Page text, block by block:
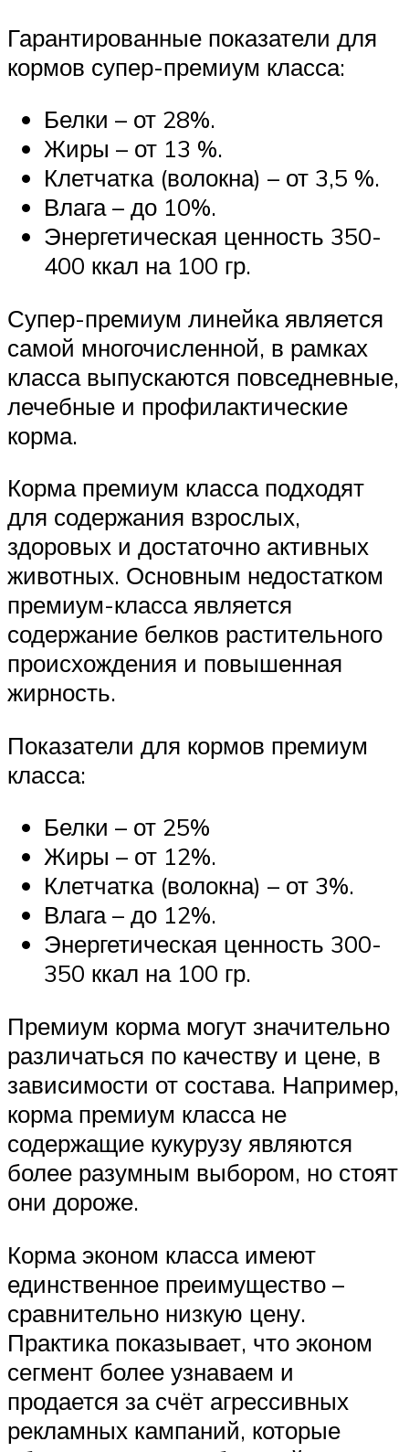
Гарантированные показатели для
кормов супер-премиум класса:
Белки – от 28%.
Жиры – от 13 %.
Клетчатка (волокна) – от 3,5 %.
Влага – до 10%.
Энергетическая ценность 350-
400 ккал на 100 гр.
Супер-премиум линейка является
самой многочисленной, в рамках
класса выпускаются повседневные,
лечебные и профилактические
корма.
Корма премиум класса подходят
для содержания взрослых,
здоровых и достаточно активных
животных. Основным недостатком
премиум-класса является
содержание белков растительного
происхождения и повышенная
жирность.
Показатели для кормов премиум
класса:
Белки – от 25%
Жиры – от 12%.
Клетчатка (волокна) – от 3%.
Влага – до 12%.
Энергетическая ценность 300-
350 ккал на 100 гр.
Премиум корма могут значительно
различаться по качеству и цене, в
зависимости от состава. Например,
корма премиум класса не
содержащие кукурузу являются
более разумным выбором, но стоят
они дороже.
Корма эконом класса имеют
единственное преимущество –
сравнительно низкую цену.
Практика показывает, что эконом
сегмент более узнаваем и
продается за счёт агрессивных
рекламных кампаний, которые